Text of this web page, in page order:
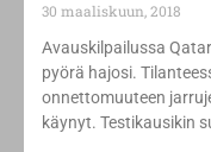
30 maaliskuun, 2018
Avauskilpailussa
pyörä hajosi.
onnettomuuteen
käynyt. Testikausikin